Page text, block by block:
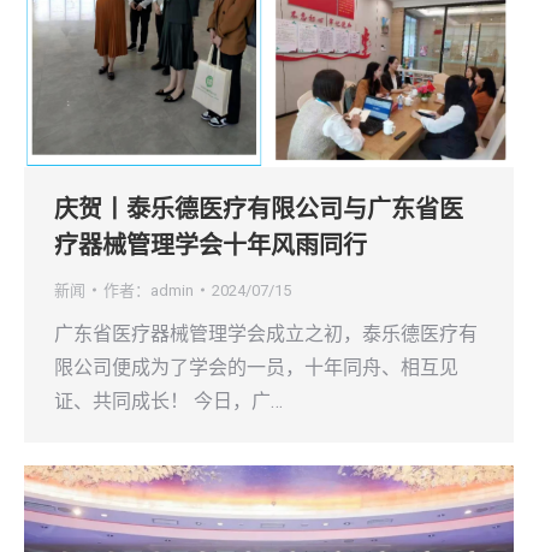
庆贺丨泰乐德医疗有限公司与广东省医
疗器械管理学会十年风雨同行
新闻 作者： admin 2024/07/15
广东省医疗器械管理学会成立之初，泰乐德医疗有
限公司便成为了学会的一员，十年同舟、相互见
证、共同成长！ 今日，广…